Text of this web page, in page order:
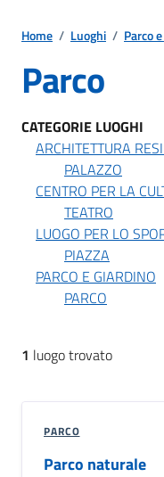
Home / Luoghi / Parco
Parco
CATEGORIE LUOGHI
ARCHITETTURA
PALAZZO
CENTRO PER LA
TEATRO
LUOGO PER LO
PIAZZA
PARCO E GIARDINO
PARCO
1 luogo trovato
PARCO
Parco naturale